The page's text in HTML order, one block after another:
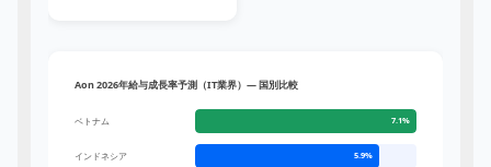
Aon 2026年給与成長率予測（IT業界）― 国別比較
ベトナム 7.1%
インドネシア 5.9%